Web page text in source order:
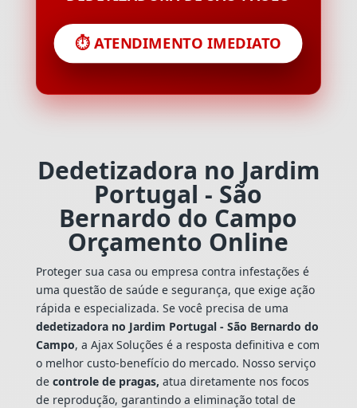
⏱️ ATENDIMENTO IMEDIATO
Dedetizadora no Jardim
Portugal - São
Bernardo do Campo
Orçamento Online
Proteger sua casa ou empresa contra infestações é
uma questão de saúde e segurança, que exige ação
rápida e especializada. Se você precisa de uma
dedetizadora no Jardim Portugal - São Bernardo do
Campo, a Ajax Soluções é a resposta definitiva e com
o melhor custo-benefício do mercado. Nosso serviço
de controle de pragas, atua diretamente nos focos
de reprodução, garantindo a eliminação total de